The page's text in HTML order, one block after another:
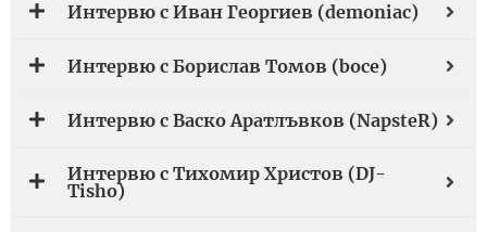
Интервю с Иван Георгиев (demoniac)
Интервю с Борислав Томов (boce)
Интервю с Васко Аратлъвков (NapsteR)
Интервю с Тихомир Христов (DJ-
Tisho)